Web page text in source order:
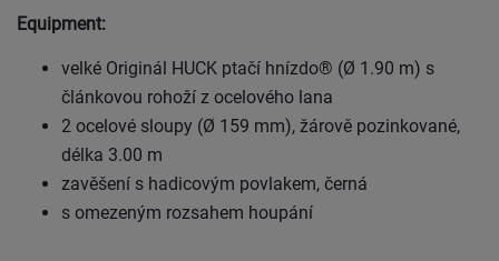
Equipment:
velké Originál HUCK ptačí hnízdo® (Ø 1.90 m) s
článkovou rohoží z ocelového lana
2 ocelové sloupy (Ø 159 mm), žárově pozinkované,
délka 3.00 m
zavěšení s hadicovým povlakem, černá
s omezeným rozsahem houpání